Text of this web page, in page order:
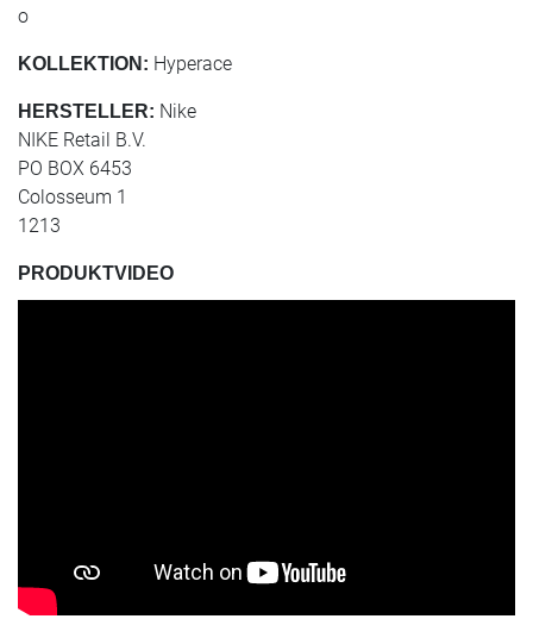
o
KOLLEKTION: Hyperace
HERSTELLER: Nike
NIKE Retail B.V.
PO BOX 6453
Colosseum 1
1213
PRODUKTVIDEO